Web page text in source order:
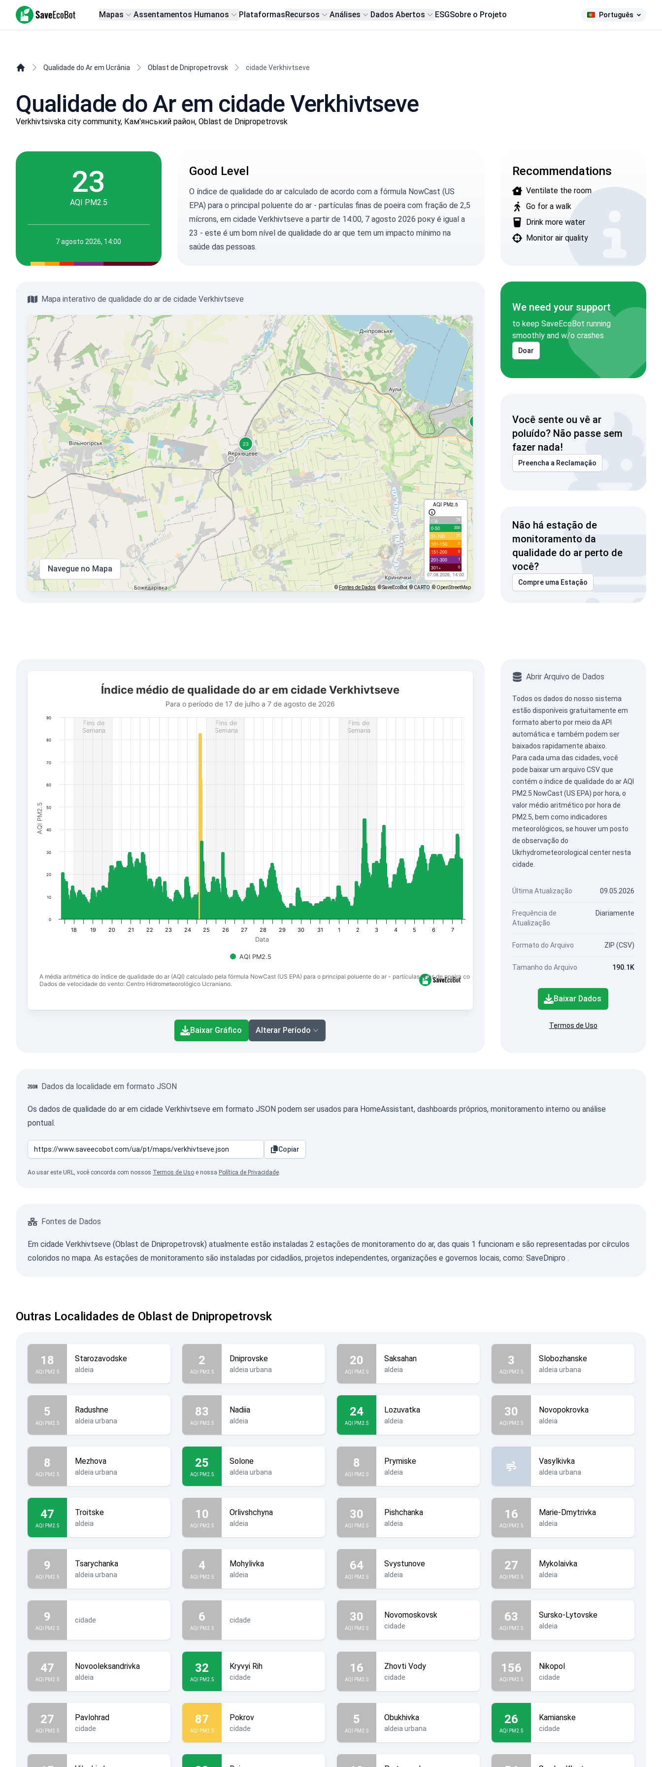
SaveEcoBot Mapas Assentamentos Humanos PlataformasRecursos Análises Dados Abertos ESGSobre o Projeto Português
Qualidade do Ar em Ucrânia Oblast de Dnipropetrovsk cidade Verkhivtseve
Qualidade do Ar em cidade Verkhivtseve
Verkhivtsivska city community, Кам'янський район, Oblast de Dnipropetrovsk
23
AQI PM2.5
7 agosto 2026, 14:00
Good Level
O índice de qualidade do ar calculado de acordo com a fórmula NowCast (US
EPA) para o principal poluente do ar - partículas finas de poeira com fração de 2,5
mícrons, em cidade Verkhivtseve a partir de 14:00, 7 agosto 2026 року é igual a
23 - este é um bom nível de qualidade do ar que tem um impacto mínimo na
saúde das pessoas.
Recommendations
Ventilate the room
Go for a walk
Drink more water
Monitor air quality
Mapa interativo de qualidade do ar de cidade Verkhivtseve
AQI PM2.5
с/д 78
0-50 200
51-100 70
101-150 0
151-200 0
201-300 1
301+ 0
07.08.2026, 14:00
Navegue no Mapa
© Fontes de Dados © SaveEcoBot © CARTO © OpenStreetMap
We need your support
to keep SaveEcoBot running
smoothly and w/o crashes
Doar
Você sente ou vê ar
poluído? Não passe sem
fazer nada!
Preencha a Reclamação
Não há estação de
monitoramento da
qualidade do ar perto de
você?
Compre uma Estação
Bar chart with 506 bars.
Para o período de 17 de julho a 7 de agosto de 2026
The chart has 1 Y axis displaying AQI PM2.5. Data ranges from 5 to 83.
A média aritmética do índice de qualidade do ar (AQI) calculado pela fórmula NowCast (US EPA) para o principal poluente do ar - partículas finas de poeira com fração PM2.5.
Dados de velocidade do vento: Centro Hidrometeorológico Ucraniano.
Fins de
Semana
Fins de
Semana
Fins de
Semana
Data
AQI PM2.5
Índice médio de qualidade do ar em cidade Verkhivtseve
Para o período de 17 de julho a 7 de agosto de 2026
AQI PM2.5
18 19 20 21 22 23 24 25 26 27 28 29 30 31 1 2 3 4 5 6 7
0
10
20
30
40
50
60
70
80
90
Baixar Gráfico Alterar Período
Abrir Arquivo de Dados
Todos os dados do nosso sistema
estão disponíveis gratuitamente em
formato aberto por meio da API
automática e também podem ser
baixados rapidamente abaixo.
Para cada uma das cidades, você
pode baixar um arquivo CSV que
contém o índice de qualidade do ar AQI
PM2.5 NowCast (US EPA) por hora, o
valor médio aritmético por hora de
PM2.5, bem como indicadores
meteorológicos, se houver um posto
de observação do
Ukrhydrometeorological center nesta
cidade.
Última Atualização 09.05.2026
Frequência de
Atualização
Diariamente
Formato do Arquivo ZIP (CSV)
Tamanho do Arquivo 190.1K
Baixar Dados
Termos de Uso
Dados da localidade em formato JSON
Os dados de qualidade do ar em cidade Verkhivtseve em formato JSON podem ser usados para HomeAssistant, dashboards próprios, monitoramento interno ou análise
pontual.
Copiar
Ao usar este URL, você concorda com nossos Termos de Uso e nossa Política de Privacidade.
Fontes de Dados
Em cidade Verkhivtseve (Oblast de Dnipropetrovsk) atualmente estão instaladas 2 estações de monitoramento do ar, das quais 1 funcionam e são representadas por círculos
coloridos no mapa. As estações de monitoramento são instaladas por cidadãos, projetos independentes, organizações e governos locais, como: SaveDnipro .
Outras Localidades de Oblast de Dnipropetrovsk
18
AQI PM2.5
Starozavodske
aldeia
2
AQI PM2.5
Dniprovske
aldeia urbana
20
AQI PM2.5
Saksahan
aldeia
3
AQI PM2.5
Slobozhanske
aldeia urbana
5
AQI PM2.5
Radushne
aldeia urbana
83
AQI PM2.5
Nadiia
aldeia
24
AQI PM2.5
Lozuvatka
aldeia
30
AQI PM2.5
Novopokrovka
aldeia
8
AQI PM2.5
Mezhova
aldeia urbana
25
AQI PM2.5
Solone
aldeia urbana
8
AQI PM2.5
Prymiske
aldeia
Vasylkivka
aldeia urbana
47
AQI PM2.5
Troitske
aldeia
10
AQI PM2.5
Orlivshchyna
aldeia
30
AQI PM2.5
Pishchanka
aldeia
16
AQI PM2.5
Marie-Dmytrivka
aldeia
9
AQI PM2.5
Tsarychanka
aldeia urbana
4
AQI PM2.5
Mohylivka
aldeia
64
AQI PM2.5
Svystunove
aldeia
27
AQI PM2.5
Mykolaivka
aldeia
9
AQI PM2.5
cidade 6
AQI PM2.5
cidade 30
AQI PM2.5
Novomoskovsk
cidade
63
AQI PM2.5
Sursko-Lytovske
aldeia
47
AQI PM2.5
Novooleksandrivka
aldeia
32
AQI PM2.5
Kryvyi Rih
cidade
16
AQI PM2.5
Zhovti Vody
cidade
156
AQI PM2.5
Nikopol
cidade
27
AQI PM2.5
Pavlohrad
cidade
87
AQI PM2.5
Pokrov
cidade
5
AQI PM2.5
Obukhivka
aldeia urbana
26
AQI PM2.5
Kamianske
cidade